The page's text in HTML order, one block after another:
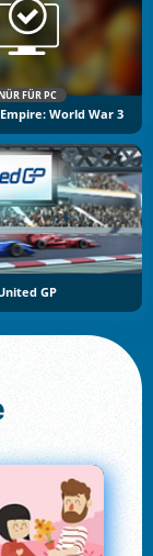
FÜR PC
World War 3
GP